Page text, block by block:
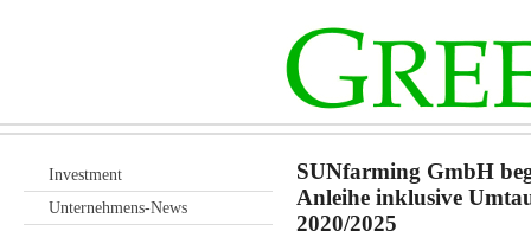
SUNfarming GmbH
Anleihe inklusive
2020/2025
Investment
Unternehmens-News